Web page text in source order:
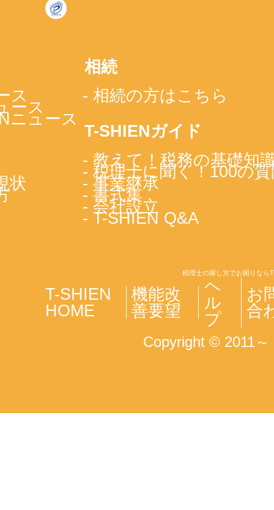
ス
ース
ニュース
状
相続
- 相続の方はこちら
T-SHIENガイド
- 教えて！税務の基礎知
- 税理士に聞く！100の
- 事業継承
- 書式集
- 会社設立
- T-SHIEN Q&A
税理士の探し方でお困りなら
T-SHIEN
HOME
機能改
善要望
ヘ
ル
プ
お
合
Copyright © 2011